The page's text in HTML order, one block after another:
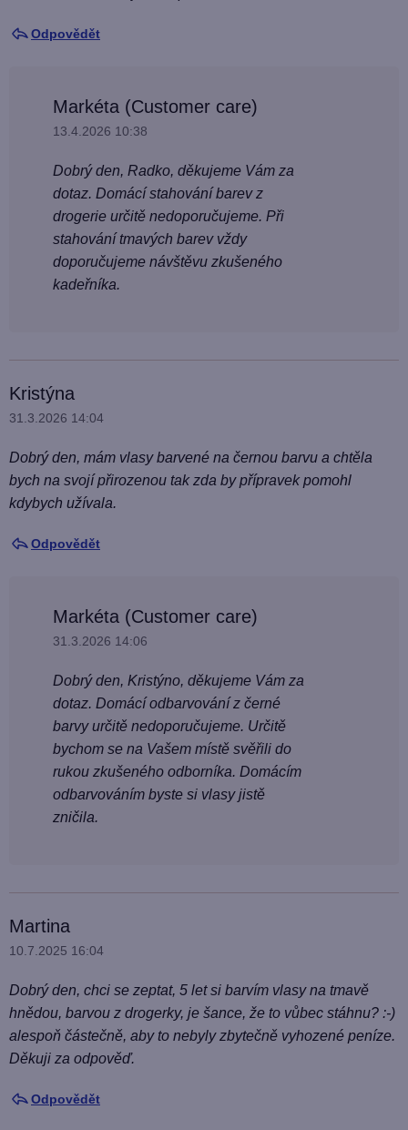
Odpovědět
Markéta (Customer care)
13.4.2026 10:38
Dobrý den, Radko, děkujeme Vám za
dotaz. Domácí stahování barev z
drogerie určitě nedoporučujeme. Při
stahování tmavých barev vždy
doporučujeme návštěvu zkušeného
kadeřníka.
Kristýna
31.3.2026 14:04
Dobrý den, mám vlasy barvené na černou barvu a chtěla
bych na svojí přirozenou tak zda by přípravek pomohl
kdybych užívala.
Odpovědět
Markéta (Customer care)
31.3.2026 14:06
Dobrý den, Kristýno, děkujeme Vám za
dotaz. Domácí odbarvování z černé
barvy určitě nedoporučujeme. Určitě
bychom se na Vašem místě svěřili do
rukou zkušeného odborníka. Domácím
odbarvováním byste si vlasy jistě
zničila.
Martina
10.7.2025 16:04
Dobrý den, chci se zeptat, 5 let si barvím vlasy na tmavě
hnědou, barvou z drogerky, je šance, že to vůbec stáhnu? :-)
alespoň částečně, aby to nebyly zbytečně vyhozené peníze.
Děkuji za odpověď.
Odpovědět